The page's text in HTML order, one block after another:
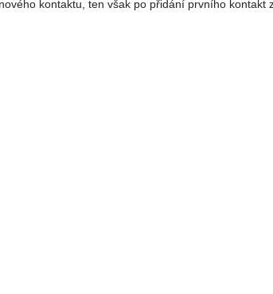
kontaktu, ten však po přidání prvního kontakt